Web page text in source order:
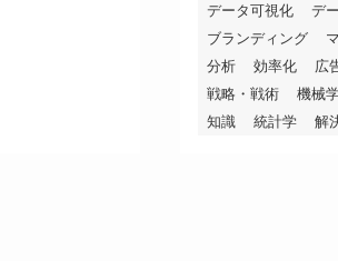
データ可視化
デ
ブランディング
分析
効率化 広
戦略・戦術
機械
知識
統計学 解